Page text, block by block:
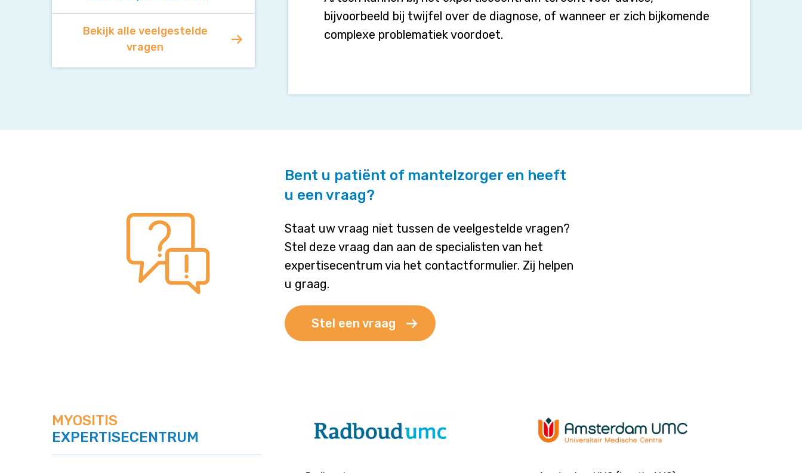
hebben
of
behandeling
bijvoorbeeld bij twijfel over de diagnose, of wanneer er zich bijkomende
complexe problematiek voordoet.
Bekijk alle veelgestelde
vragen
Bent u patiënt of mantelzorger en heeft
u een vraag?
Staat uw vraag niet tussen de veelgestelde vragen?
Stel deze vraag dan aan de specialisten van het
expertisecentrum via het contactformulier. Zij helpen
u graag.
Stel een vraag
MYOSITIS
EXPERTISECENTRUM